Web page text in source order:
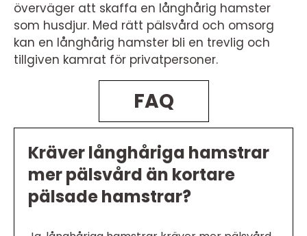
överväger att skaffa en långhårig hamster
som husdjur. Med rätt pälsvård och omsorg
kan en långhårig hamster bli en trevlig och
tillgiven kamrat för privatpersoner.
FAQ
Kräver långhåriga hamstrar
mer pälsvård än kortare
pälsade hamstrar?